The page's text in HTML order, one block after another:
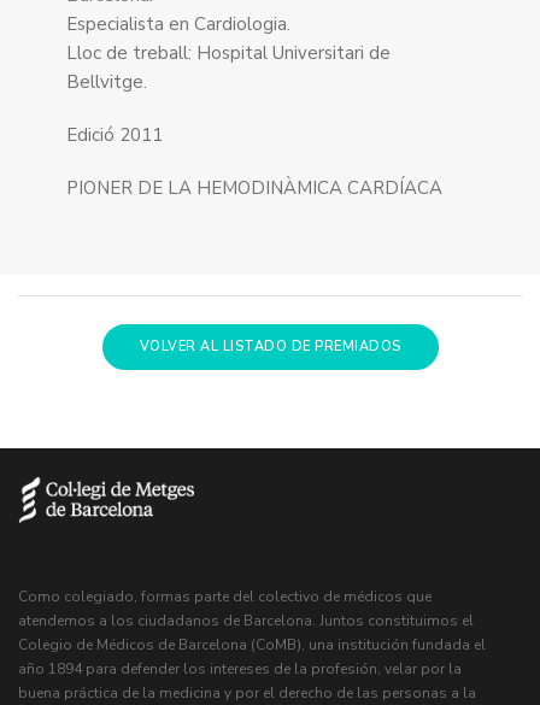
Especialista en Cardiologia.
Lloc de treball: Hospital Universitari de
Bellvitge.
Edició 2011
PIONER DE LA HEMODINÀMICA CARDÍACA
VOLVER AL LISTADO DE PREMIADOS
Como colegiado, formas parte del colectivo de médicos que
atendemos a los ciudadanos de Barcelona. Juntos constituimos el
Colegio de Médicos de Barcelona (CoMB), una institución fundada el
año 1894 para defender los intereses de la profesión, velar por la
buena práctica de la medicina y por el derecho de las personas a la